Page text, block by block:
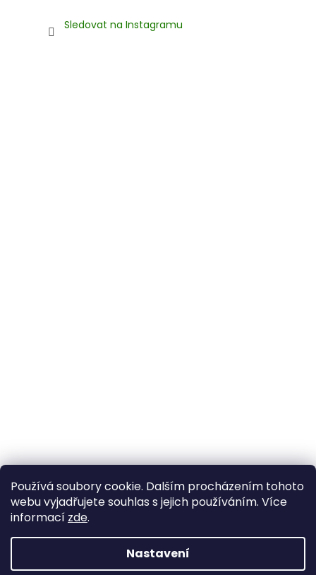
Používá soubory cookie. Dalším procházením tohoto
webu vyjadřujete souhlas s jejich používáním. Více
informací zde.
Nastavení
Sledovat na Instagramu
Vytvořil Shoptet